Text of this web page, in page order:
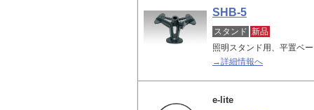
SHB-5
スタンド 新品
照明スタンド用、平置ベ
→詳細情報へ
e-lite